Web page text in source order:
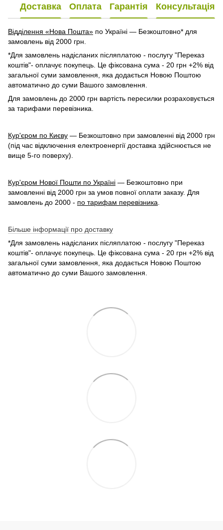
Доставка Оплата Гарантія Консультація
Відділення «Нова Пошта» по Україні — Безкоштовно* для
замовлень від 2000 грн.
*Для замовлень надісланих післяплатою - послугу "Переказ
коштів"- оплачує покупець. Це фіксована сума - 20 грн +2% від
загальної суми замовлення, яка додається Новою Поштою
автоматично до суми Вашого замовлення.
Для замовлень до 2000 грн вартість пересилки розраховується
за тарифами перевізника.
Кур'єром по Києву — Безкоштовно при замовленні від 2000 грн
(під час відключення електроенергії доставка здійснюється не
вище 5-го поверху).
Кур'єром Нової Пошти по Україні — Безкоштовно при
замовленні від 2000 грн за умов повної оплати заказу. Для
замовлень до 2000 - по тарифам перевізника
Більше інформації про доставку
*Для замовлень надісланих післяплатою - послугу "Переказ
коштів"- оплачує покупець. Це фіксована сума - 20 грн +2% від
загальної суми замовлення, яка додається Новою Поштою
автоматично до суми Вашого замовлення.